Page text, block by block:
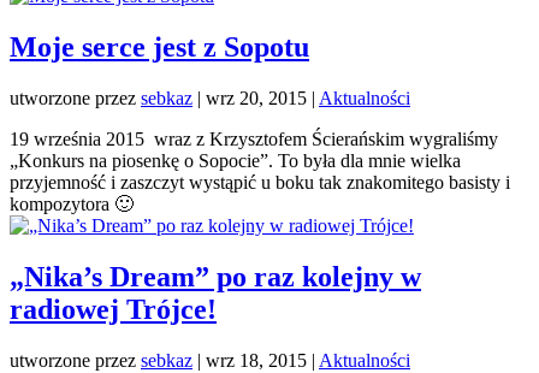
Moje serce jest z Sopotu
utworzone przez sebkaz | wrz 20, 2015 | Aktualności
19 września 2015 wraz z Krzysztofem Ścierańskim wygraliśmy
„Konkurs na piosenkę o Sopocie”. To była dla mnie wielka
przyjemność i zaszczyt wystąpić u boku tak znakomitego basisty i
kompozytora 🙂
„Nika’s Dream” po raz kolejny w
radiowej Trójce!
utworzone przez sebkaz | wrz 18, 2015 | Aktualności